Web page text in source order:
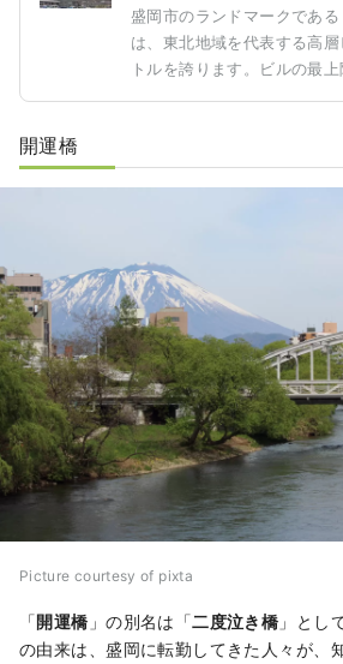
盛岡市のランドマークである
は、東北地域を代表する高
トルを誇ります。ビルの最
盛岡市全体を見渡せる絶好
しい景色が広がります。
開運橋
Picture courtesy of pixta
「開運橋 」の別名は「二度泣き橋 」とし
の由来は、盛岡に転勤してきた人々が、